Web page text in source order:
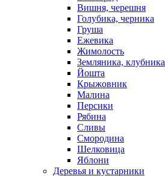
Вишня, черешня
Голубика, черника
Груша
Ежевика
Жимолость
Земляника, клубника
Йошта
Крыжовник
Малина
Персики
Рябина
Сливы
Смородина
Шелковица
Яблони
Деревья и кустарники